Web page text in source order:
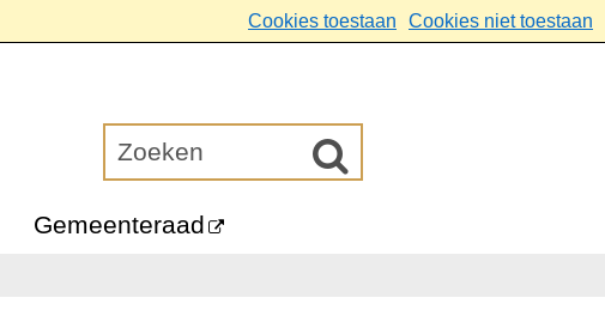
Cookies toestaan Cookies niet toestaan
Gemeenteraad